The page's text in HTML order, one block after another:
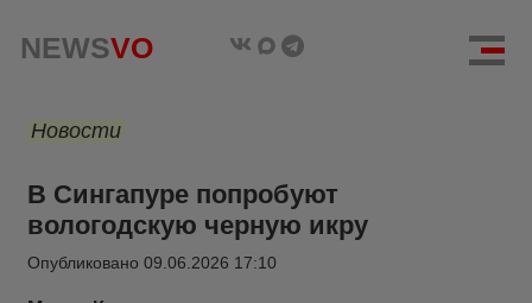
NEWSVO
Новости
В Сингапуре попробуют
вологодскую черную икру
Опубликовано 09.06.2026 17:10